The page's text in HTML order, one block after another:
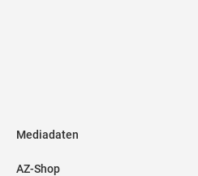
Mediadaten
AZ-Shop